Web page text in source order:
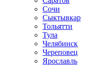
Сочи
Сыктывкар
Тольятти
Тула
Челябинск
Череповец
Ярославль